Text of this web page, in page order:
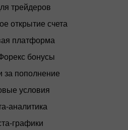
трейдеров
открытие счета
платформа
бонусы
за пополнение
условия
аналитика
графики